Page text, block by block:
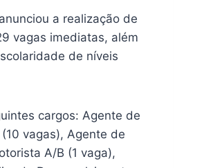
a realização de
vagas imediatas, além
de níveis
cargos: Agente de
vagas), Agente de
A/B (1 vaga),